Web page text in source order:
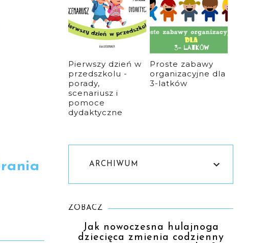
Pierwszy dzień w
przedszkolu -
porady,
scenariusz i
pomoce
dydaktyczne
Proste zabawy
organizacyjne dla
3-latków
ARCHIWUM
ZOBACZ
Jak nowoczesna hulajnoga
dziecięca zmienia codzienny